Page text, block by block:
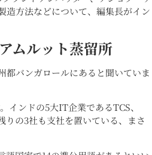
造方法などについて、編集長がイン
ムルット蒸留所
都バンガロールにあると聞いていま
インドの5大IT企業であるTCS、
の3社も支社を置いている、まさ